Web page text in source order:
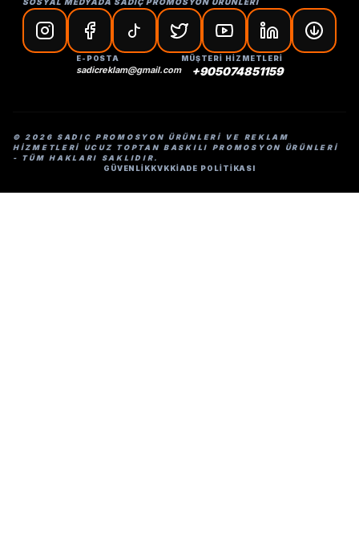
E-POSTA
sadicreklam@gmail.com
MÜŞTERİ HİZMETLERİ
+905074851159
© 2026 SADIÇ PROMOSYON ÜRÜNLERI VE REKLAM
HIZMETLERI UCUZ TOPTAN BASKILI PROMOSYON ÜRÜNLERI
- TÜM HAKLARI SAKLIDIR.
GÜVENLİKKVKKİADE POLİTİKASI